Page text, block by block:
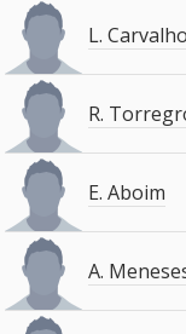
L. Carvalho
R.
E. Aboim
A.